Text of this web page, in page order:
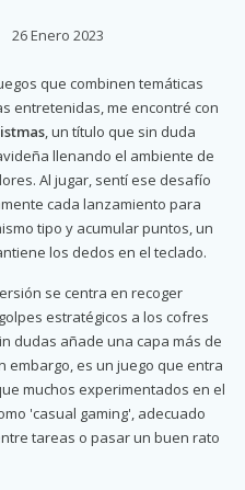
26 Enero 2023
que combinen temáticas
entretenidas, me encontré con
, un título que sin duda
llenando el ambiente de
Al jugar, sentí ese desafío
cada lanzamiento para
tipo y acumular puntos, un
los dedos en el teclado.
se centra en recoger
estratégicos a los cofres
dudas añade una capa más de
embargo, es un juego que entra
muchos experimentados en el
'casual gaming', adecuado
tareas o pasar un buen rato